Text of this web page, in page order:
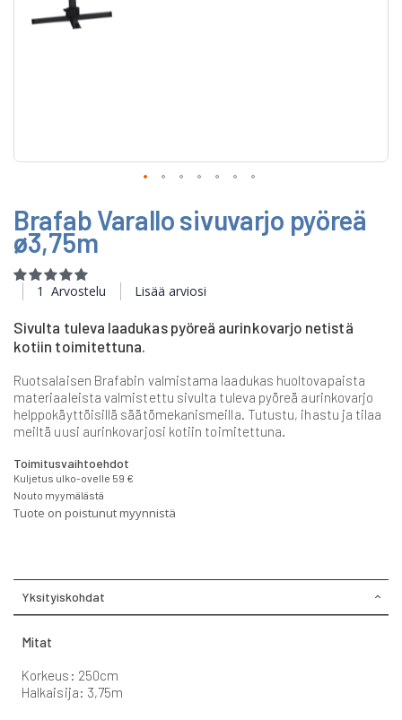
to
the
beginning
the
images
Brafab Varallo sivuvarjo pyöreä
ø3,75m
Rating:
100
100
1 Arvostelu Lisää arviosi
Sivulta tuleva laadukas pyöreä aurinkovarjo netistä
kotiin toimitettuna.
Ruotsalaisen Brafabin valmistama laadukas huoltovapaista
materiaaleista valmistettu sivulta tuleva pyöreä aurinkovarjo
helppokäyttöisillä säätömekanismeilla. Tutustu, ihastu ja tilaa
meiltä uusi aurinkovarjosi kotiin toimitettuna.
Toimitusvaihtoehdot
Kuljetus ulko-ovelle 59 €
Nouto myymälästä
Tuote on poistunut myynnistä
Yksityiskohdat
Mitat
Korkeus: 250cm
Halkaisija: 3,75m